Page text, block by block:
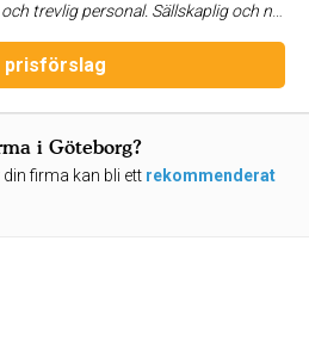
noggrann. Särskilt beröm till vår städare. Hon är så härlig, snygg och punktlig. Kudos Purger. Vi kommer att fortsätta att samarbeta länge!
prisförslag
i Göteborg?
firma kan bli ett rekommenderat